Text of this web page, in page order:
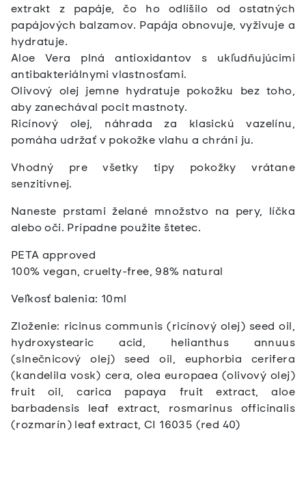
extrakt z papáje, čo ho odlíšilo od ostatných
papájových balzamov. Papája obnovuje, vyživuje a
hydratuje.
Aloe Vera plná antioxidantov s ukľudňujúcimi
antibakteriálnymi vlastnosťami.
Olivový olej jemne hydratuje pokožku bez toho,
aby zanechával pocit mastnoty.
Ricínový olej, náhrada za klasickú vazelínu,
pomáha udržať v pokožke vlahu a chráni ju.
Vhodný pre všetky tipy pokožky vrátane
senzitívnej.
Naneste prstami želané množstvo na pery, líčka
alebo oči. Prípadne použite štetec.
PETA approved
100% vegan, cruelty-free, 98% natural
Veľkosť balenia: 10ml
Zloženie: ricinus communis (ricínový olej) seed oil,
hydroxystearic acid, helianthus annuus
(slnečnicový olej) seed oil, euphorbia cerifera
(kandelila vosk) cera, olea europaea (olivový olej)
fruit oil, carica papaya fruit extract, aloe
barbadensis leaf extract, rosmarinus officinalis
(rozmarín) leaf extract, CI 16035 (red 40)